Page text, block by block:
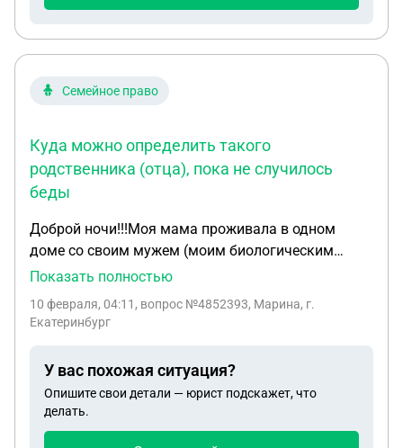
Семейное право
Куда можно определить такого
родственника (отца), пока не случилось
беды
Доброй ночи!!!Моя мама проживала в одном
доме со своим мужем (моим биологическим
отцом). Она умерла в 2024 году. Отец остался там
матери теперь являюсь я . Ранее этот дом
наследство, став собственником дома. Но на
момент вступления в наследство она была уже
разведена со своим , прописанным в этом доме
Показать полностью
10 февраля, 04:11 , вопрос №4852393, Марина, г.
Екатеринбург
У вас похожая ситуация?
Опишите свои детали — юрист подскажет, что
делать.